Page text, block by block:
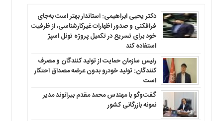
دکتر یحیی ابراهیمی: استاندار بهتر است به‌جای
فرافکنی و صدور اظهارات غیرکارشناسی، از ظرفیت
خود برای تسریع در تکمیل پروژه تونل اسپژ
استفاده کند
رئیس سازمان حمایت از تولید کنندگان و مصرف
کنندگان: تولید خودرو بدون عرضه مصداق احتکار
است
گفت‌وگو با مهندس محمد مقدم بیرانوند مدیر
نمونه بازرگانی کشور